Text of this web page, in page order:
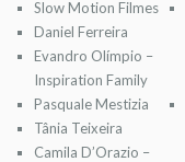
Slow Motion Filmes
Daniel Ferreira
Evandro Olímpio –
Inspiration Family
Pasquale Mestizia
Tânia Teixeira
Camila D’Orazio –